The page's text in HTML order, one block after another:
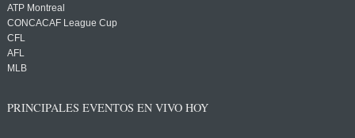
ATP Montreal
CONCACAF League Cup
CFL
AFL
MLB
PRINCIPALES EVENTOS EN VIVO HOY